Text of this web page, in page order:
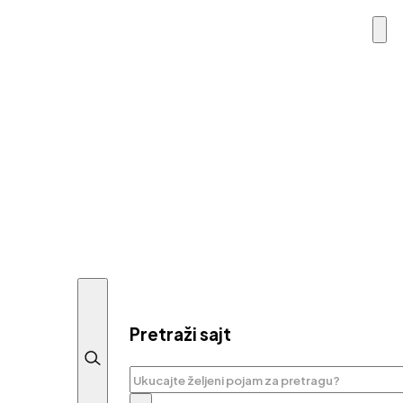
Pretraži sajt
Pretraga